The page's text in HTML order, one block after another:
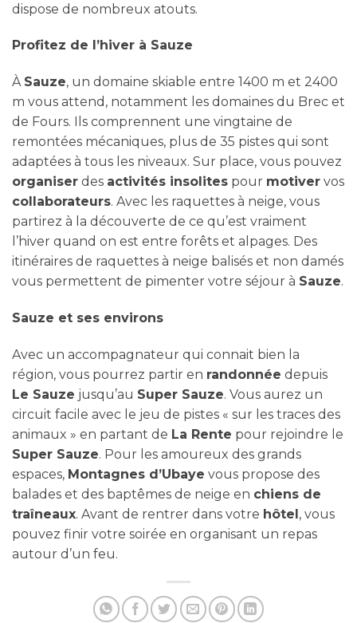
dispose de nombreux atouts.
Profitez de l’hiver à Sauze
À Sauze, un domaine skiable entre 1400 m et 2400
m vous attend, notamment les domaines du Brec et
de Fours. Ils comprennent une vingtaine de
remontées mécaniques, plus de 35 pistes qui sont
adaptées à tous les niveaux. Sur place, vous pouvez
organiser des activités insolites pour motiver vos
collaborateurs. Avec les raquettes à neige, vous
partirez à la découverte de ce qu’est vraiment
l’hiver quand on est entre forêts et alpages. Des
itinéraires de raquettes à neige balisés et non damés
vous permettent de pimenter votre séjour à Sauze.
Sauze et ses environs
Avec un accompagnateur qui connait bien la
région, vous pourrez partir en randonnée depuis
Le Sauze jusqu’au Super Sauze. Vous aurez un
circuit facile avec le jeu de pistes « sur les traces des
animaux » en partant de La Rente pour rejoindre le
Super Sauze. Pour les amoureux des grands
espaces, Montagnes d’Ubaye vous propose des
balades et des baptêmes de neige en chiens de
traîneaux. Avant de rentrer dans votre hôtel, vous
pouvez finir votre soirée en organisant un repas
autour d’un feu.